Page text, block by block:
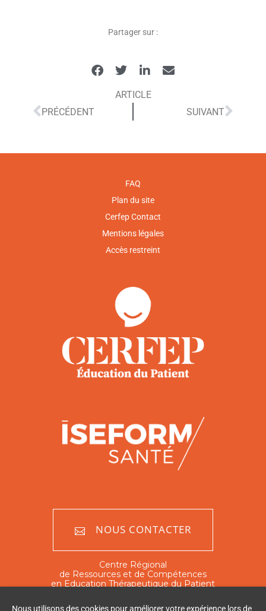
Partager sur :
ARTICLE
PRÉCÉDENT
SUIVANT
FAQ
Plan du site
Cerfep Contact
Mentions légales
Accès restreint
NOUS CONTACTER
Centre Régional
de Ressources et de Compétences
en Education Thérapeutique du Patient
Nous utilisons des cookies pour améliorer votre expérience lors de